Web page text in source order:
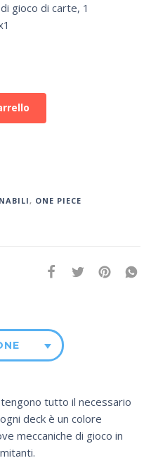
gioco di carte, 1
, ONE PIECE
tutto il necessario
deck è un colore
meccaniche di gioco in